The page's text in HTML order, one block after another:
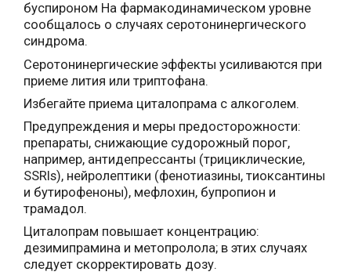
буспироном На фармакодинамическом уровне
сообщалось о случаях серотонинергического
синдрома.
Серотонинергические эффекты усиливаются при
приеме лития или триптофана.
Избегайте приема циталопрама с алкоголем.
Предупреждения и меры предосторожности:
препараты, снижающие судорожный порог,
например, антидепрессанты (трициклические,
SSRIs), нейролептики (фенотиазины, тиоксантины
и бутирофеноны), мефлохин, бупропион и
трамадол.
Циталопрам повышает концентрацию:
дезимипрамина и метопролола; в этих случаях
следует скорректировать дозу.